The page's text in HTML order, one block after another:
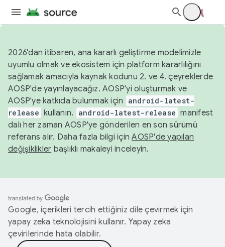
2026'dan itibaren, ana kararlı geliştirme modelimizle
uyumlu olmak ve ekosistem için platform kararlılığını
sağlamak amacıyla kaynak kodunu 2. ve 4. çeyreklerde
AOSP'de yayınlayacağız. AOSP'yi oluşturmak ve
AOSP'ye katkıda bulunmak için
android-latest-
release kullanın. android-latest-release manifest
dalı her zaman AOSP'ye gönderilen en son sürümü
referans alır. Daha fazla bilgi içinAOSP'de yapılan
değişiklikler başlıklı makaleyi inceleyin.
Google, içerikleri tercih ettiğiniz dile çevirmek için
yapay zeka teknolojisini kullanır. Yapay zeka
çevirilerinde hata olabilir.